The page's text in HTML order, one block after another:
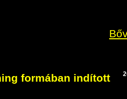
formában indított